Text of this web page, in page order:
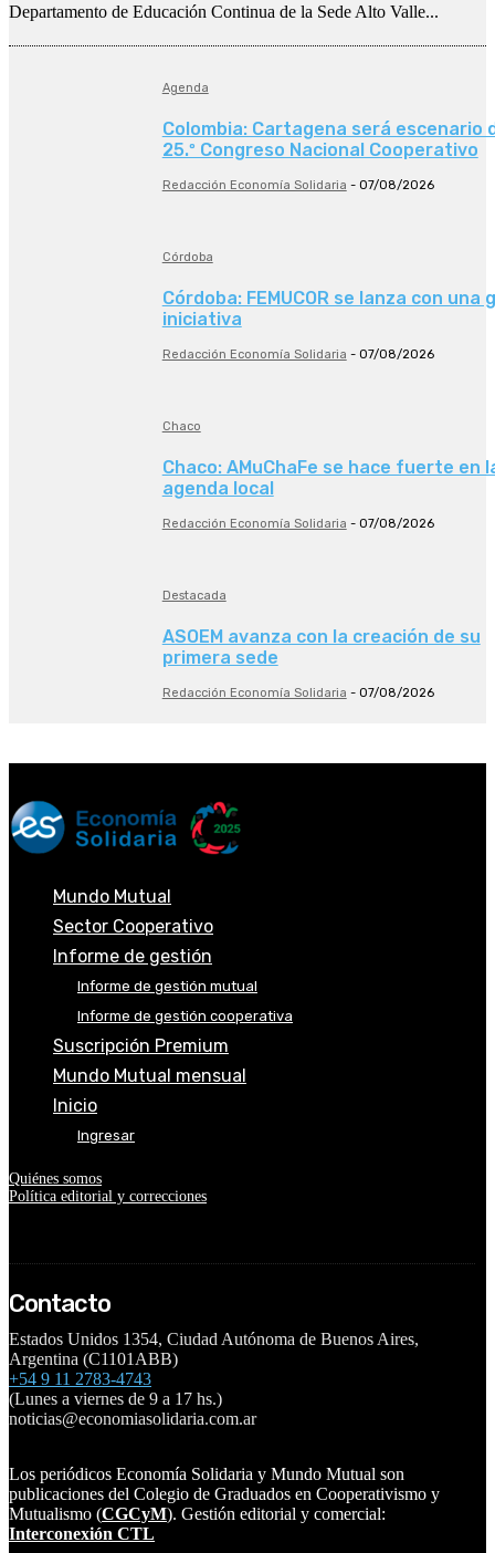
Departamento de Educación Continua de la Sede Alto Valle...
Agenda
Colombia: Cartagena será escenario
25.º Congreso Nacional Cooperativo
Redacción Economía Solidaria - 07/08/2026
Córdoba
Córdoba: FEMUCOR se lanza con una
iniciativa
Redacción Economía Solidaria - 07/08/2026
Chaco
Chaco: AMuChaFe se hace fuerte en
agenda local
Redacción Economía Solidaria - 07/08/2026
Destacada
ASOEM avanza con la creación de su
primera sede
Redacción Economía Solidaria - 07/08/2026
Mundo Mutual
Sector Cooperativo
Informe de gestión
Informe de gestión mutual
Informe de gestión cooperativa
Suscripción Premium
Mundo Mutual mensual
Inicio
Ingresar
Quiénes somos
Política editorial y correcciones
Contacto
Estados Unidos 1354, Ciudad Autónoma de Buenos Aires,
Argentina (C1101ABB)
+54 9 11 2783-4743
(Lunes a viernes de 9 a 17 hs.)
noticias@economiasolidaria.com.ar
Los periódicos Economía Solidaria y Mundo Mutual son
publicaciones del Colegio de Graduados en Cooperativismo y
Mutualismo (CGCyM). Gestión editorial y comercial:
Interconexión CTL